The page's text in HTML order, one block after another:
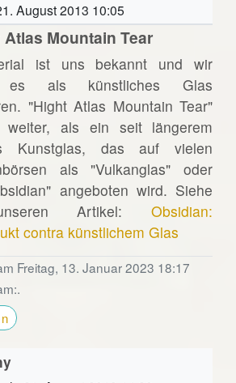
August 2013 10:05
Atlas Mountain Tear
ist uns bekannt und wir
es als künstliches Glas
"Hight Atlas Mountain Tear"
weiter, als ein seit längerem
Kunstglas, das auf vielen
als "Vulkanglas" oder
angeboten wird. Siehe
Artikel:Obsidian:
contra künstlichem Glas
Freitag, 13. Januar 2023 18:17